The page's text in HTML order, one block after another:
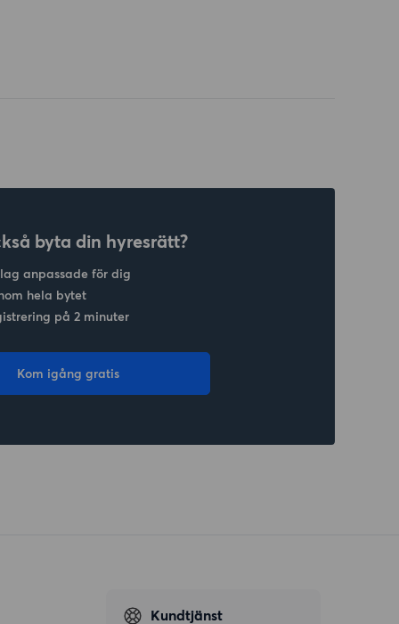
byta din hyresrätt?
anpassade för dig
hela bytet
på 2 minuter
Kom igång gratis
Kundtjänst